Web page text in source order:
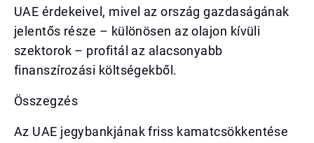
UAE érdekeivel, mivel az ország gazdaságának
jelentős része – különösen az olajon kívüli
szektorok – profitál az alacsonyabb
finanszírozási költségekből.
Összegzés
Az UAE jegybankjának friss kamatcsökkentése